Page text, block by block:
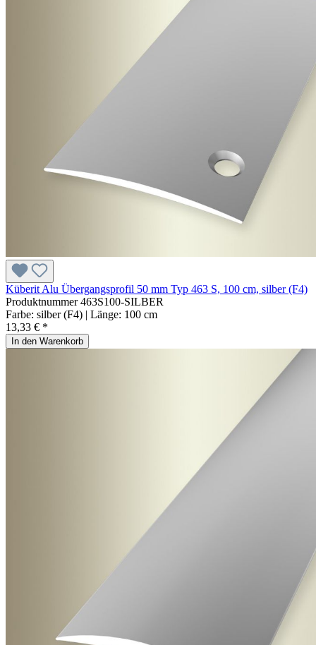
Küberit Alu Übergangsprofil 50 mm Typ 463 S, 100 cm, silber (F4)
Produktnummer463S100-SILBER
Farbe: silber (F4) | Länge: 100 cm
13,33 € *
In den Warenkorb